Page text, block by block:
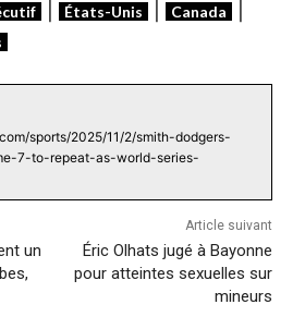
États-Unis Canada
sports/2025/11/2/smith-dodgers-
7-to-repeat-as-world-series-
un
Article suivant
Éric Olhats jugé à Bayonne
pour atteintes sexuelles sur
mineurs